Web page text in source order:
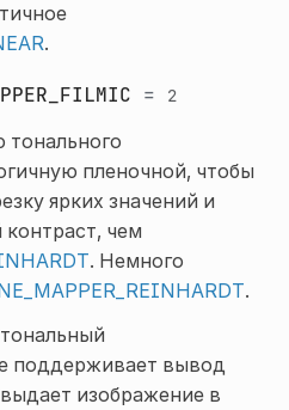
.
= 2
тонального
пленочной, чтобы
ярких значений и
чем
. Немного
.
поддерживает вывод
изображение в